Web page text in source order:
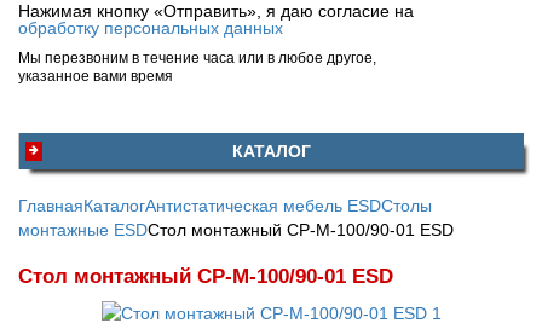
Нажимая кнопку «Отправить», я даю согласие на
обработку персональных данных
Мы перезвоним в течение часа или в любое другое,
указанное вами время
КАТАЛОГ
ГлавнаяКаталогАнтистатическая мебель ESDСтолы
монтажные ESDСтол монтажный СР-М-100/90-01 ESD
Стол монтажный СР-М-100/90-01 ESD